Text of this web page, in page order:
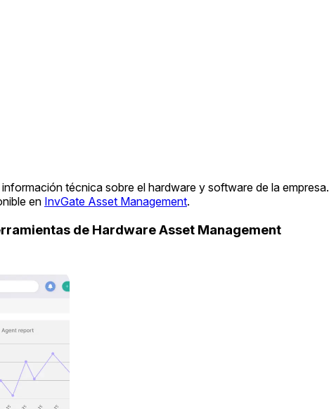
técnica sobre el hardware y software de la empresa.
en InvGate Asset Management.
de Hardware Asset Management